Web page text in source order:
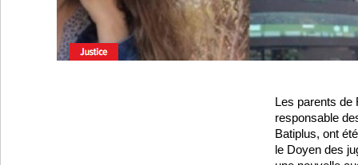
Les parents de
responsable
Batiplus, ont
le Doyen des